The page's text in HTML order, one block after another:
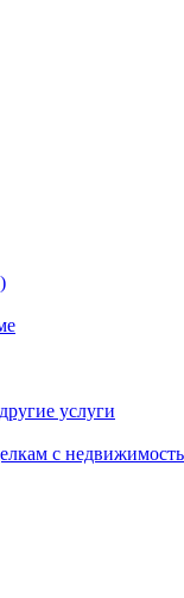
услуги
с